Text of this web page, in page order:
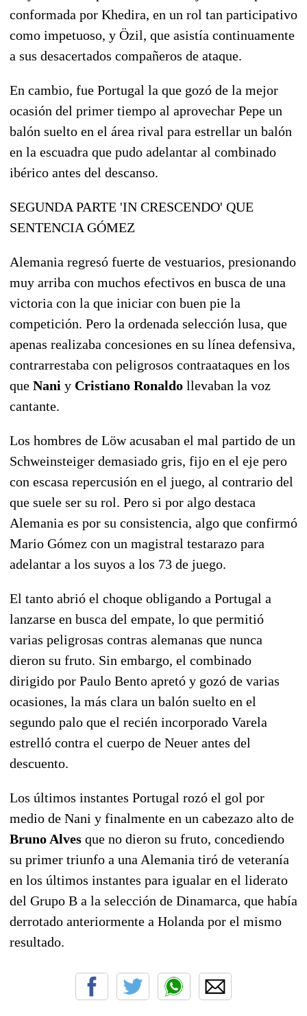
conformada por Khedira, en un rol tan participativo
como impetuoso, y Özil, que asistía continuamente
a sus desacertados compañeros de ataque.
En cambio, fue Portugal la que gozó de la mejor
ocasión del primer tiempo al aprovechar Pepe un
balón suelto en el área rival para estrellar un balón
en la escuadra que pudo adelantar al combinado
ibérico antes del descanso.
SEGUNDA PARTE 'IN CRESCENDO' QUE
SENTENCIA GÓMEZ
Alemania regresó fuerte de vestuarios, presionando
muy arriba con muchos efectivos en busca de una
victoria con la que iniciar con buen pie la
competición. Pero la ordenada selección lusa, que
apenas realizaba concesiones en su línea defensiva,
contrarrestaba con peligrosos contraataques en los
que Nani y Cristiano Ronaldo llevaban la voz
cantante.
Los hombres de Löw acusaban el mal partido de un
Schweinsteiger demasiado gris, fijo en el eje pero
con escasa repercusión en el juego, al contrario del
que suele ser su rol. Pero si por algo destaca
Alemania es por su consistencia, algo que confirmó
Mario Gómez con un magistral testarazo para
adelantar a los suyos a los 73 de juego.
El tanto abrió el choque obligando a Portugal a
lanzarse en busca del empate, lo que permitió
varias peligrosas contras alemanas que nunca
dieron su fruto. Sin embargo, el combinado
dirigido por Paulo Bento apretó y gozó de varias
ocasiones, la más clara un balón suelto en el
segundo palo que el recién incorporado Varela
estrelló contra el cuerpo de Neuer antes del
descuento.
Los últimos instantes Portugal rozó el gol por
medio de Nani y finalmente en un cabezazo alto de
Bruno Alves que no dieron su fruto, concediendo
su primer triunfo a una Alemania tiró de veteranía
en los últimos instantes para igualar en el liderato
del Grupo B a la selección de Dinamarca, que había
derrotado anteriormente a Holanda por el mismo
resultado.